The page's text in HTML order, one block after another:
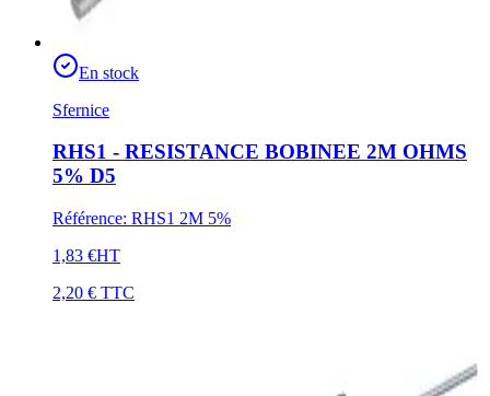
En stock
Sfernice
RHS1 - RESISTANCE BOBINEE 2M OHMS
5% D5
Référence: RHS1 2M 5%
1,83 €HT
2,20 € TTC